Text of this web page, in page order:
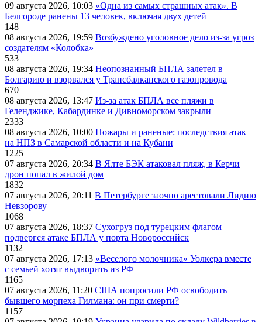
09 августа 2026, 10:03 «Одна из самых страшных атак». В
Белгороде ранены 13 человек, включая двух детей
148
08 августа 2026, 19:59 Возбуждено уголовное дело из-за угроз
создателям «Колобка»
533
08 августа 2026, 19:34 Неопознанный БПЛА залетел в
Болгарию и взорвался у Трансбалканского газопровода
670
08 августа 2026, 13:47 Из-за атак БПЛА все пляжи в
Геленджике, Кабардинке и Дивноморском закрыли
2333
08 августа 2026, 10:00 Пожары и раненые: последствия атак
на НПЗ в Самарской области и на Кубани
1225
07 августа 2026, 20:34 В Ялте БЭК атаковал пляж, в Керчи
дрон попал в жилой дом
1832
07 августа 2026, 20:11 В Петербурге заочно арестовали Лидию
Невзорову
1068
07 августа 2026, 18:37 Сухогруз под турецким флагом
подвергся атаке БПЛА у порта Новороссийск
1132
07 августа 2026, 17:13 «Веселого молочника» Уолкера вместе
с семьей хотят выдворить из РФ
1165
07 августа 2026, 11:20 США попросили РФ освободить
бывшего морпеха Гилмана: он при смерти?
1157